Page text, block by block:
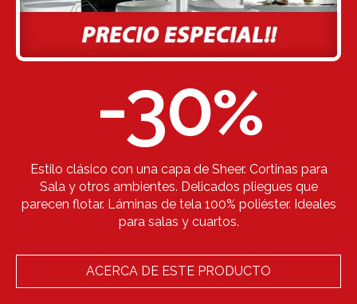
-30%
Estilo clásico con una capa de Sheer. Cortinas para
Sala y otros ambientes. Delicados pliegues que
parecen flotar. Láminas de tela 100% poliéster. Ideales
para salas y cuartos.
ACERCA DE ESTE PRODUCTO